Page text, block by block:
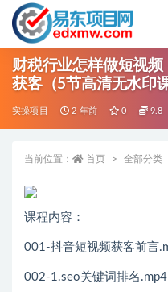
财税行业怎样做短视
获客（5节高清无水印课
实操项目 2 年前 0 9.8
当前位置： 首页 全部分类
课程内容：
001-抖音短视频获客前言
002-1.seo关键词排名.mp4